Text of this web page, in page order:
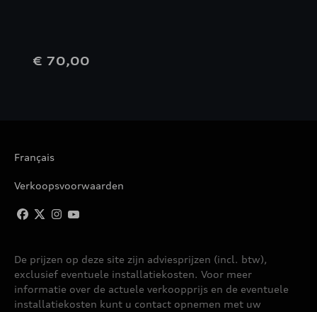
€ 70,00
Français
Verkoopsvoorwaarden
De prijzen op deze site zijn adviesprijzen (incl. btw),
exclusief eventuele installatiekosten. Voor meer
informatie over de actuele verkoopprijs en de eventuele
installatiekosten kunt u contact opnemen met uw